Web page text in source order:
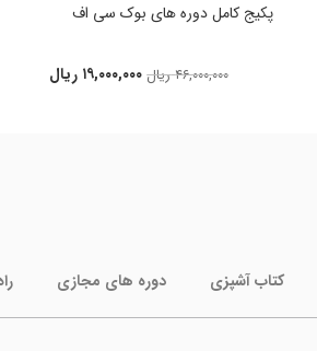
پکیج کامل دوره های بوک سی اف
۴۶,۰۰۰,۰۰۰ ریال ۱۹,۰۰۰,۰۰۰ ریال
کتاب آشپزی دوره های مجازی